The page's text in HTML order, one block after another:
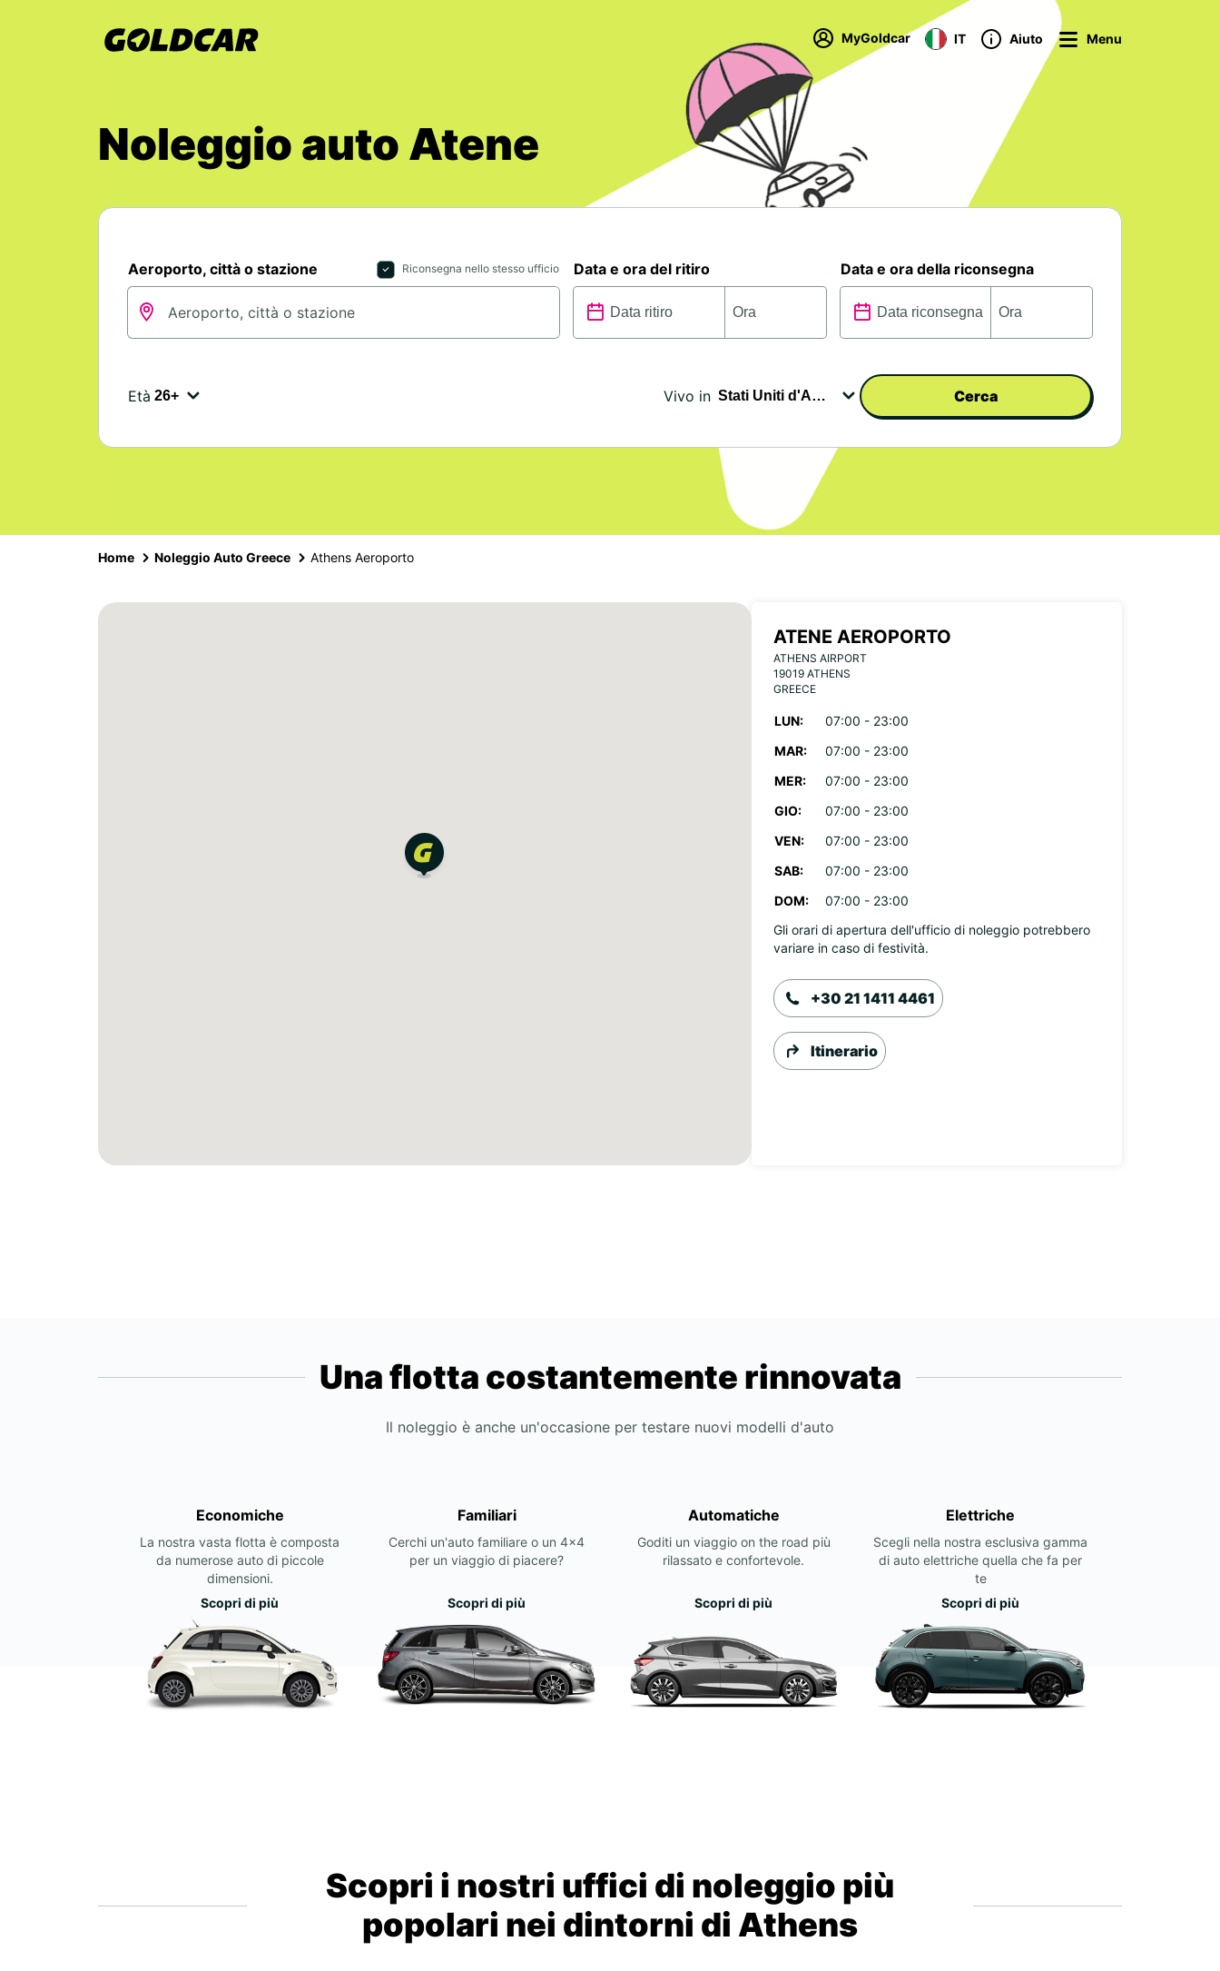
MyGoldcar IT Aiuto Menu
Noleggio auto Atene
Aeroporto, città o stazione Riconsegna nello stesso ufficio Data e ora del ritiro Data e ora della riconsegna
Età Vivo in Cerca
Home Noleggio Auto Greece Athens Aeroporto
ATENE AEROPORTO
ATHENS AIRPORT
19019 ATHENS
GREECE
LUN:
07:00 - 23:00
MAR:
07:00 - 23:00
MER:
07:00 - 23:00
GIO:
07:00 - 23:00
VEN:
07:00 - 23:00
SAB:
07:00 - 23:00
DOM:
07:00 - 23:00
Gli orari di apertura dell'ufficio di noleggio potrebbero
variare in caso di festività.
+30 21 1411 4461
Itinerario
Una flotta costantemente rinnovata
Il noleggio è anche un'occasione per testare nuovi modelli d'auto
Economiche
La nostra vasta flotta è composta
da numerose auto di piccole
dimensioni.
Scopri di più
Familiari
Cerchi un'auto familiare o un 4x4
per un viaggio di piacere?
Scopri di più
Automatiche
Goditi un viaggio on the road più
rilassato e confortevole.
Scopri di più
Elettriche
Scegli nella nostra esclusiva gamma
di auto elettriche quella che fa per
te
Scopri di più
Scopri i nostri uffici di noleggio più
popolari nei dintorni di Athens